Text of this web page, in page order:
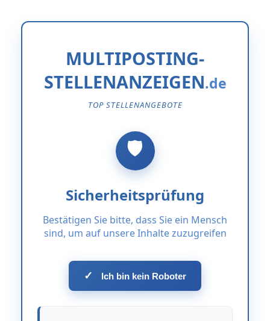
MULTIPOSTING-
STELLENANZEIGEN
TOP STELLENANGEBOTE
Sicherheitsprüfung
Bestätigen Sie bitte, dass Sie ein Mensch
sind, um auf unsere Inhalte zuzugreifen
✓ Ich bin kein Roboter